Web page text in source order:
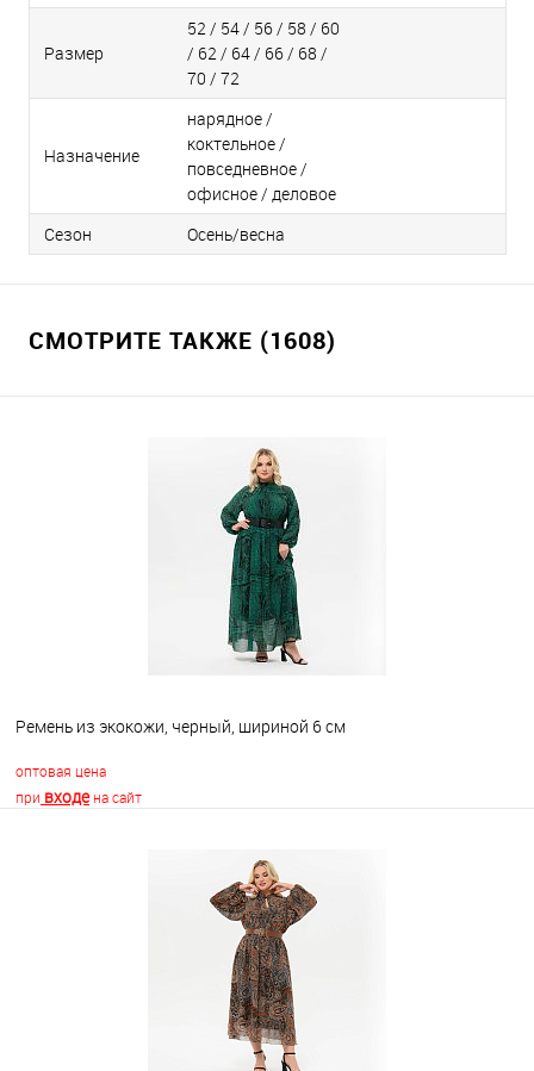
Размер
52 / 54 / 56 / 58 / 60
/ 62 / 64 / 66 / 68 /
70 / 72
Назначение
нарядное /
коктельное /
повседневное /
офисное / деловое
Сезон
Осень/весна
СМОТРИТЕ ТАКЖЕ (1608)
Ремень из экокожи, черный, шириной 6 см
оптовая цена
при входена сайт
В корзину